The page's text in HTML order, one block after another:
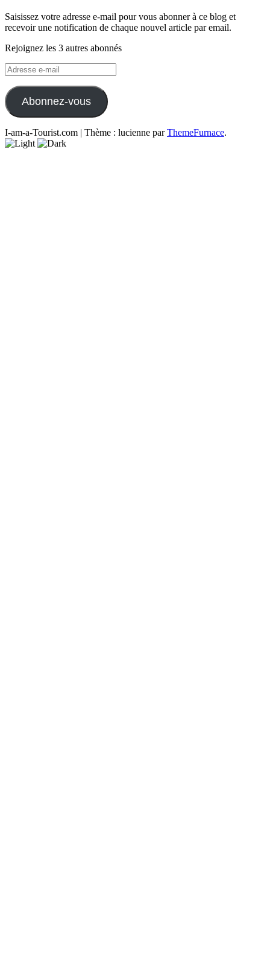
Saisissez votre adresse e-mail pour vous abonner à ce blog et
recevoir une notification de chaque nouvel article par email.
Rejoignez les 3 autres abonnés
Adresse
e-
mail
Abonnez-vous
I-am-a-Tourist.com | Thème : lucienne parThemeFurnace.